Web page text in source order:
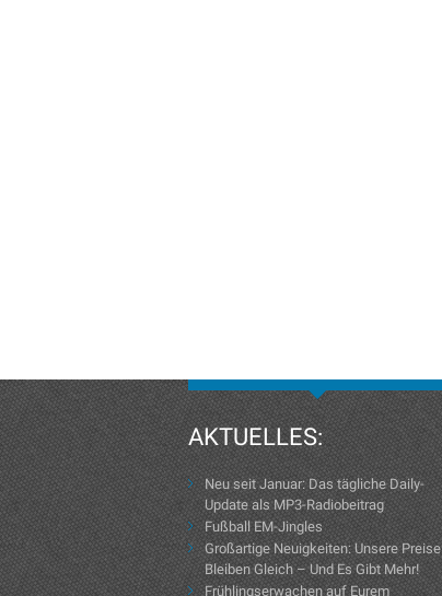
AKTUELLES:
Neu seit Januar: Das tägliche Daily-
Update als MP3-Radiobeitrag
Fußball EM-Jingles
Großartige Neuigkeiten: Unsere Preise
Bleiben Gleich – Und Es Gibt Mehr!
Frühlingserwachen auf Eurem